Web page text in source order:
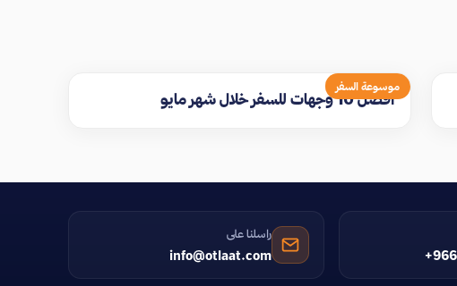
موسوعة السفر
افضل 10 وجهات للسفر خلال شهر مايو
راسلنا على
info@otlaat.com